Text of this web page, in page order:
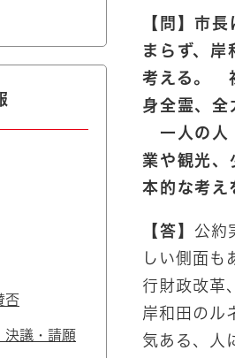
【問】市
まらず、岸
考える。
身全霊、
一人の人
業や観光、
本的な考え
【答】公約
しい側面も
行財政改革
岸和田のル
気ある、人
否
決議・請願